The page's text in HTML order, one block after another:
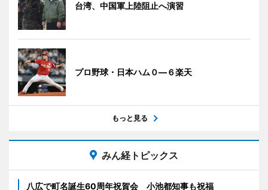
台湾、中国軍上陸阻止へ演習
プロ野球・日本ハム０―６楽天
もっと見る
みん経トピックス
八広で町名誕生60周年祝賀会 小池都知事も祝福